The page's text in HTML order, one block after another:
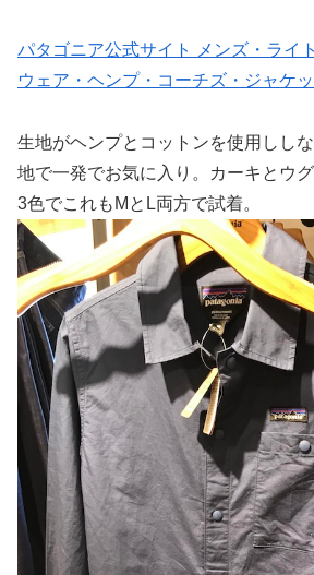
パタゴニア公式サイト メンズ・ライ
ウェア・ヘンプ・コーチズ・ジャケ
生地がヘンプとコットンを使用しし
地で一発でお気に入り。カーキとウ
3色でこれもMとL両方で試着。